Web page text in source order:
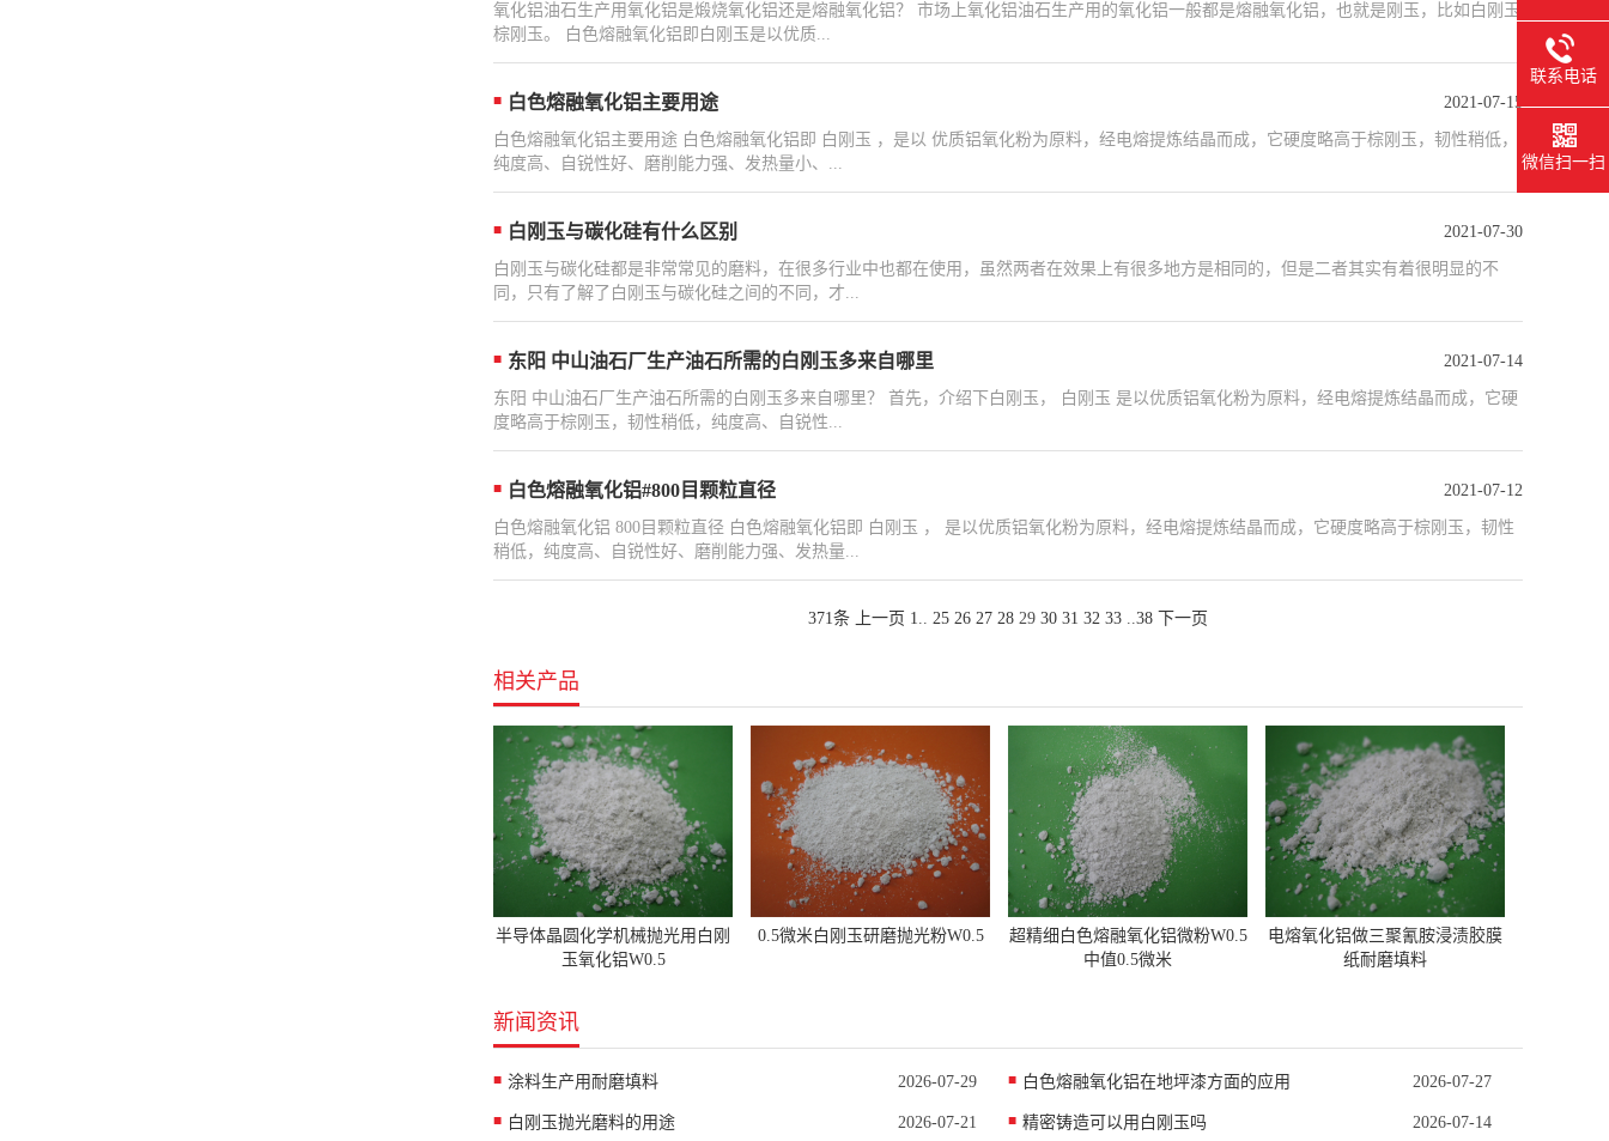
氧化铝油石生产用氧化铝是煅烧氧化铝还是熔融氧化铝？ 市场上氧化铝油石生产用的氧化铝一般都是熔融氧化铝，也就是刚玉，比如白刚玉
棕刚玉。 白色熔融氧化铝即白刚玉是以优质...
白色熔融氧化铝主要用途 2021-07-15
白色熔融氧化铝主要用途 白色熔融氧化铝即 白刚玉 ，是以 优质铝氧化粉为原料，经电熔提炼结晶而成，它硬度略高于棕刚玉，韧性稍低，
纯度高、自锐性好、磨削能力强、发热量小、...
白刚玉与碳化硅有什么区别 2021-07-30
白刚玉与碳化硅都是非常常见的磨料，在很多行业中也都在使用，虽然两者在效果上有很多地方是相同的，但是二者其实有着很明显的不
同，只有了解了白刚玉与碳化硅之间的不同，才...
东阳 中山油石厂生产油石所需的白刚玉多来自哪里 2021-07-14
东阳 中山油石厂生产油石所需的白刚玉多来自哪里？ 首先，介绍下白刚玉， 白刚玉 是以优质铝氧化粉为原料，经电熔提炼结晶而成，它硬
度略高于棕刚玉，韧性稍低，纯度高、自锐性...
白色熔融氧化铝#800目颗粒直径 2021-07-12
白色熔融氧化铝 800目颗粒直径 白色熔融氧化铝即 白刚玉 ， 是以优质铝氧化粉为原料，经电熔提炼结晶而成，它硬度略高于棕刚玉，韧性
稍低，纯度高、自锐性好、磨削能力强、发热量...
371条 上一页 1.. 25 26 27 28 29 30 31 32 33 ..38 下一页
相关产品
半导体晶圆化学机械抛光用白刚
玉氧化铝W0.5
0.5微米白刚玉研磨抛光粉W0.5
超精细白色熔融氧化铝微粉W0.5
中值0.5微米
电熔氧化铝做三聚氰胺浸渍胶膜
纸耐磨填料
新闻资讯
涂料生产用耐磨填料 2026-07-29 白色熔融氧化铝在地坪漆方面的应用 2026-07-27
白刚玉抛光磨料的用途 2026-07-21 精密铸造可以用白刚玉吗 2026-07-14
联系电话
微信扫一扫